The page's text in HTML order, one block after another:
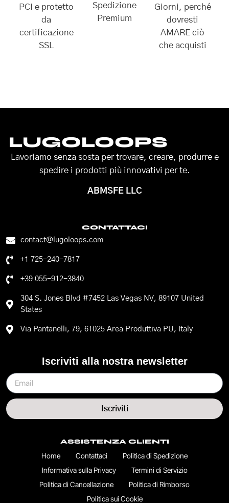
PCI e protetto
da
certificazione
SSL
Spedizione
Premium
Giorni, perché
dovresti
AMARE ciò
che acquisti
LUGOLOOPS
Lavoriamo senza sosta per trovare, creare, produrre e
spedire i prodotti più innovativi per te.
ABMSFE LLC
CONTATTACI
contact@lugoloops.com
+1 725-240-7817
+39 055-912-3840
304 S. Jones Blvd #7452 Las Vegas NV, 89107 United
States
Via Pantanelli, 79, 61025 Area Produttiva PU, Italy
ASSISTENZA CLIENTI
Home Contattaci
Politica di Spedizione
Informativa sulla Privacy
Termini di Servizio
Politica di Cancellazione
Politica di Rimborso
Politica sui Cookie
Iscriviti alla nostra newsletter
Iscriviti